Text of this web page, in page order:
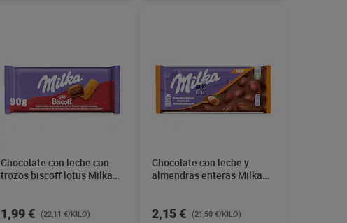
Chocolate con leche con
trozos biscoff lotus Milka
1,99 € (22,11 €/KILO)
Chocolate con leche y
almendras enteras Milka
2,15 € (21,50 €/KILO)